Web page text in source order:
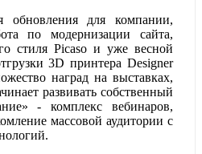
для компании,
по модернизации сайта,
стиля Picaso и уже весной
3D принтера Designer
наград на выставках,
развивать собственный
- комплекс вебинаров,
массовой аудитории с